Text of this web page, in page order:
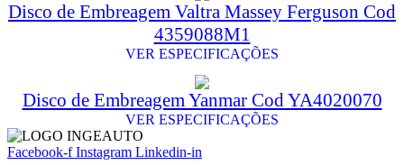
Disco de Embreagem Valtra Massey Ferguson Cod
4359088M1
VER ESPECIFICAÇÕES
Disco de Embreagem Yanmar Cod YA4020070
VER ESPECIFICAÇÕES
Facebook-f Instagram Linkedin-in